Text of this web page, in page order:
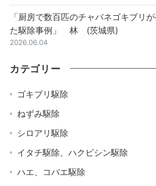
「厨房で数百匹のチャバネゴキブリ
た駆除事例」 林 (茨城県)
2026.06.04
カテゴリー
ゴキブリ駆除
ねずみ駆除
シロアリ駆除
イタチ駆除、ハクビシン駆除
ハエ、コバエ駆除